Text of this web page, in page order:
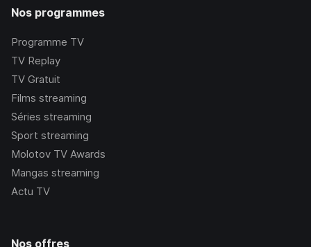
Nos programmes
Programme TV
TV Replay
TV Gratuit
Films streaming
Séries streaming
Sport streaming
Molotov TV Awards
Mangas streaming
Actu TV
Nos offres